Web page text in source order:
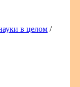
в целом /